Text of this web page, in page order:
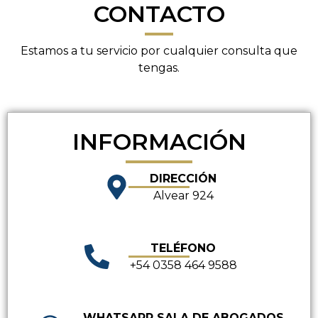
CONTACTO
Estamos a tu servicio por cualquier consulta que
tengas.
INFORMACIÓN
DIRECCIÓN
Alvear 924
TELÉFONO
+54 0358 464 9588